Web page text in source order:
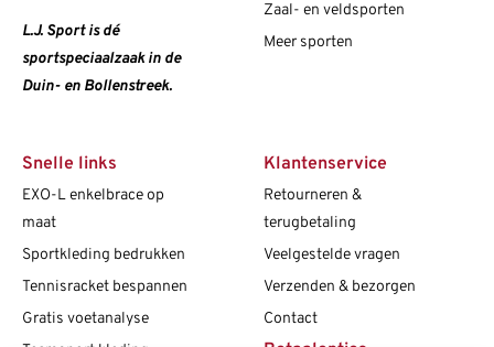
L.J. Sport is dé
sportspeciaalzaak in de
Duin- en Bollenstreek.
Zaal- en veldsporten
Meer sporten
Snelle links
EXO-L enkelbrace op
maat
Sportkleding bedrukken
Tennisracket bespannen
Gratis voetanalyse
Klantenservice
Retourneren &
terugbetaling
Veelgestelde vragen
Verzenden & bezorgen
Contact